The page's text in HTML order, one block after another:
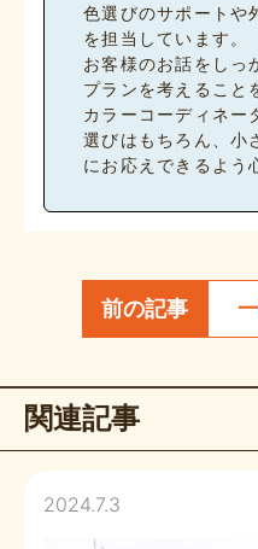
色選びのサポートや
を担当しています。
お客様のお話をしっ
プランを考えること
カラーコーディネー
選びはもちろん、小
にお応えできるよう
前の記事
関連記事
2024.7.3